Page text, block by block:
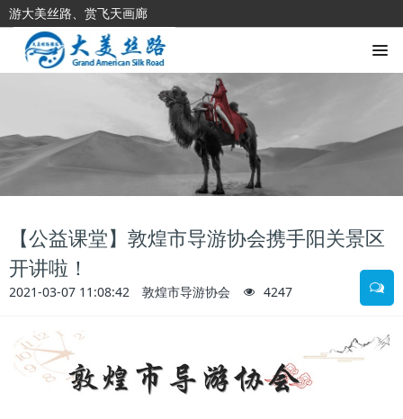
游大美丝路、赏飞天画廊
【公益课堂】敦煌市导游协会携手阳关景区
开讲啦！
2021-03-07 11:08:42 敦煌市导游协会 4247